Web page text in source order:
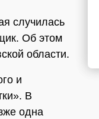
случилась
Об этом
области.
и
В
одна